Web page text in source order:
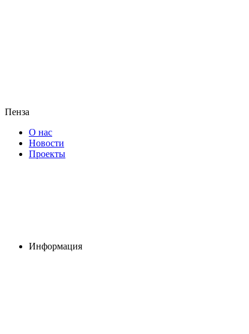
Пенза
О нас
Новости
Проекты
Информация